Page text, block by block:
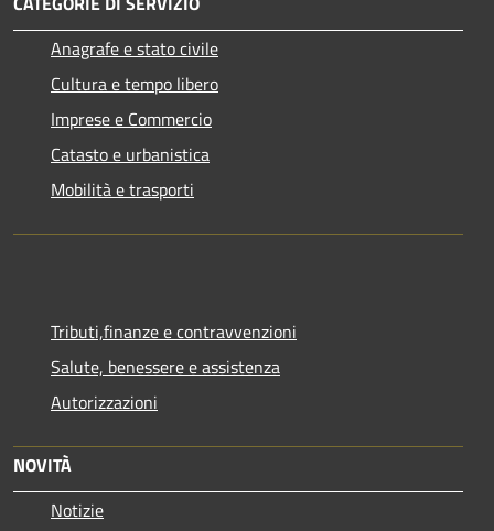
Anagrafe e stato civile
Cultura e tempo libero
Imprese e Commercio
Catasto e urbanistica
Mobilità e trasporti
Tributi,finanze e contravvenzioni
Salute, benessere e assistenza
Autorizzazioni
NOVITÀ
Notizie